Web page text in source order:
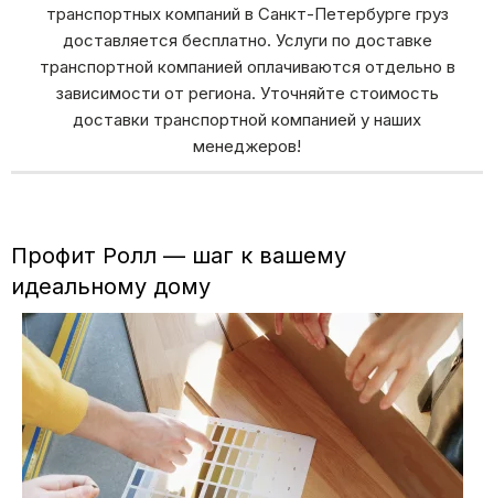
транспортных компаний в Санкт-Петербурге груз
доставляется бесплатно. Услуги по доставке
транспортной компанией оплачиваются отдельно в
зависимости от региона. Уточняйте стоимость
доставки транспортной компанией у наших
менеджеров!
Профит Ролл — шаг к вашему
идеальному дому